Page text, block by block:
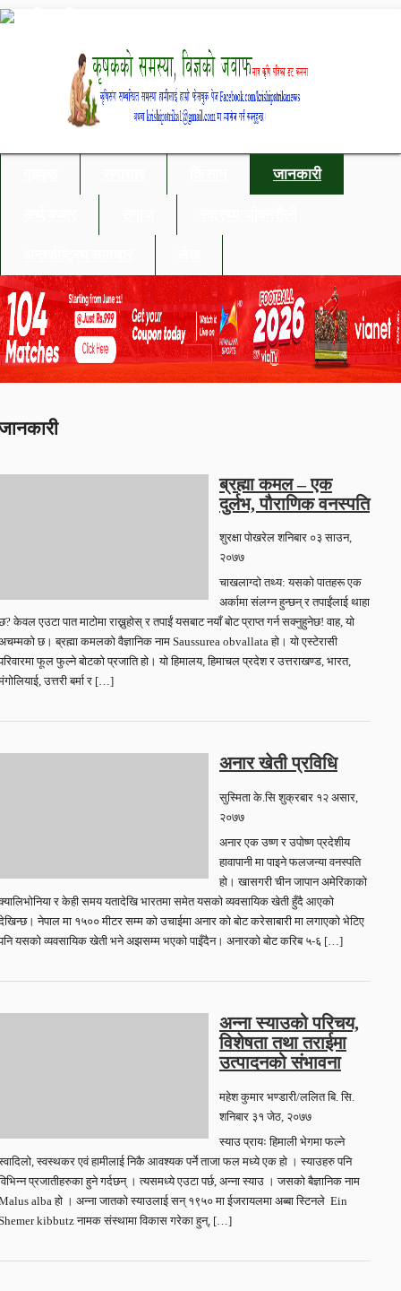
जानकारी
ब्रह्मा कमल – एक
दुर्लभ, पौराणिक वनस्पति
शुरक्षा पोखरेलशनिबार ०३ साउन,
२०७७
चाखलाग्दो तथ्य: यसको पातहरू एक
अर्कामा संलग्न हुन्छन् र तपाईंलाई थाहा
केवल एउटा पात माटोमा राख्नुहोस् र तपाईं यसबाट नयाँ बोट प्राप्त गर्न सक्नुहुनेछ! वाह, यो
छ। ब्रह्मा कमलको वैज्ञानिक नाम Saussurea obvallata हो। यो एस्टेरासी
फूल फुल्ने बोटको प्रजाति हो। यो हिमालय, हिमाचल प्रदेश र उत्तराखण्ड, भारत,
उत्तरी बर्मा र […]
अनार खेती प्रविधि
सुस्मिता के.सिशुक्रबार १२ असार,
२०७७
अनार एक उष्ण र उपोष्ण प्रदेशीय
हावापानी मा पाइने फलजन्या वनस्पति
हो। खासगरी चीन जापान अमेरिकाकाे
र केही समय यतादेखि भारतमा समेत यसको व्यवसायिक खेती हुँदै आएको
नेपाल मा १५०० मीटर सम्म को उचाईमा अनार को बोट करेसाबारी मा लगाएको भेटिए
यसको व्यवसायिक खेती भने अझसम्म भएको पाइँदैन। अनारको बोट करिब ५-६ […]
अन्ना स्याउको परिचय,
विशेषता तथा तराईमा
उत्पादनको संभावना
महेश कुमार भण्डारी/ललित बि. सि.
शनिबार ३१ जेठ, २०७७
स्याउ प्रायः हिमाली भेगमा फल्ने
स्वस्थकर एवं हामीलाई निकै आवश्यक पर्ने ताजा फल मध्ये एक हो । स्याउहरु पनि
प्रजातीहरुका हुने गर्दछन् । त्यसमध्ये एउटा पर्छ, अन्ना स्याउ । जसको बैज्ञानिक नाम
alba हो । अन्ना जातको स्याउलाई सन् १९५० मा ईजरायलमा अब्बा स्टिनले Ein
kibbutz नामक संस्थामा विकास गरेका हुन्, […]